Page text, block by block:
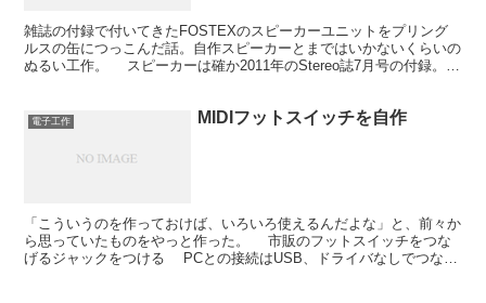
雑誌の付録で付いてきたFOSTEXのスピーカーユニットをプリング
ルスの缶につっこんだ話。自作スピーカーとまではいかないくらいの
ぬるい工作。 スピーカーは確か2011年のStereo誌7月号の付録。そ
電子工作 MIDIフットスイッチを自作
「こういうのを作っておけば、いろいろ使えるんだよな」と、前々か
ら思っていたものをやっと作った。 市販のフットスイッチをつな
げるジャックをつける PCとの接続はUSB、ドライバなしでつなが